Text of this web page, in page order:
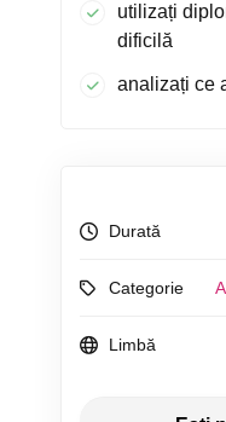
utilizați
dificilă
analizați ce
Durată
Categorie
Limbă